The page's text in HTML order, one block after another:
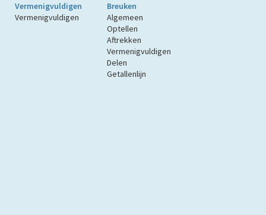
Vermenigvuldigen
Vermenigvuldigen
Breuken
Algemeen
Optellen
Aftrekken
Vermenigvuldigen
Delen
Getallenlijn